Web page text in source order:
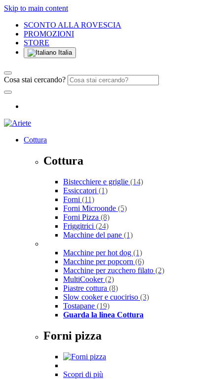
Skip to main content
SCONTO ALLA ROVESCIA
PROMOZIONI
STORE
Italia
Cosa stai cercando?
Cottura
Cottura
Bistecchiere e griglie (14)
Essiccatori (1)
Forni (11)
Forni Microonde (5)
Forni Pizza (8)
Friggitrici (24)
Macchine del pane (1)
Macchine per hot dog (1)
Macchine per popcorn (6)
Macchine per zucchero filato (2)
MultiCooker(2)
Piastre cottura (8)
Slow cooker e cuociriso (3)
Tostapane (19)
Guarda la linea Cottura
Forni pizza
Scopri di più